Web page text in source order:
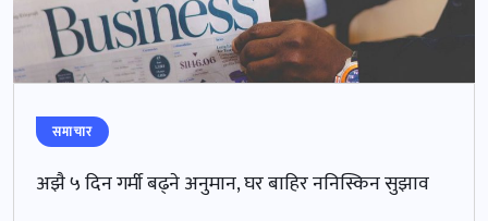
समाचार
अझै ५ दिन गर्मी बढ्ने अनुमान, घर बाहिर ननिस्किन सुझाव